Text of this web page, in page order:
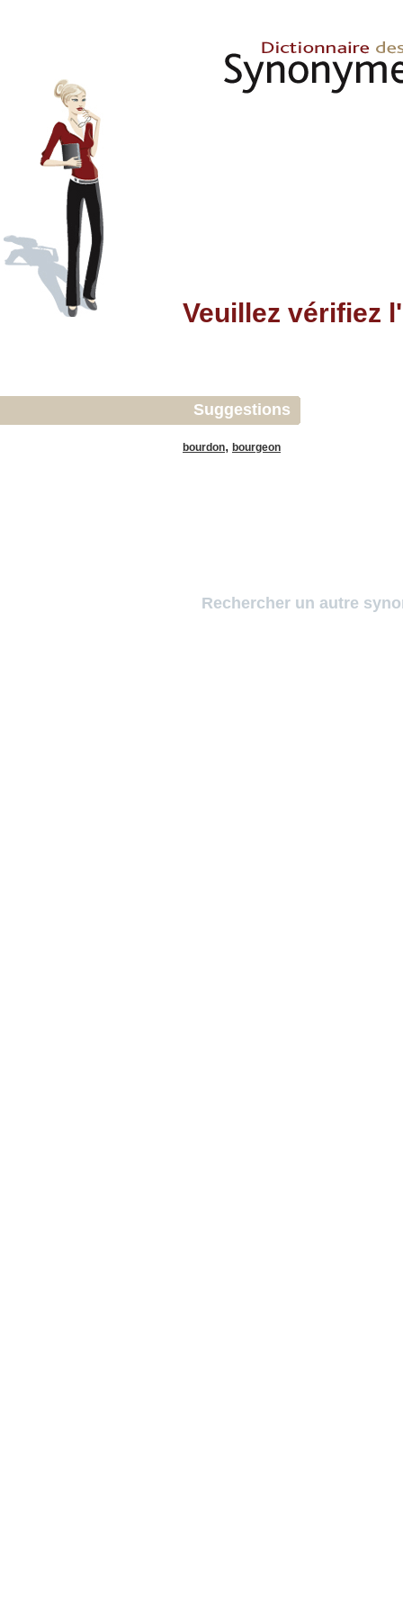
Veuillez vérifiez
Suggestions
bourdon, bourgeon
Rechercher un autre